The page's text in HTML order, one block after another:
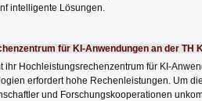
intelligente Lösungen.
für KI-Anwendungen an der TH
ihr Hochleistungsrechenzentrum für KI-
erfordert hohe Rechenleistungen. Um
und Forschungskooperationen